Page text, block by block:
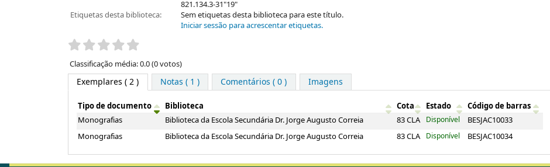
821.134.3-31"19"
Etiquetas desta biblioteca:
Sem etiquetas desta biblioteca para este título.
Iniciar sessão para acrescentar etiquetas.
Pontuação
Classificação média: 0.0 (0 votos)
Exemplares ( 2 ) Notas ( 1 ) Comentários ( 0 ) Imagens
Exemplares
Tipo de documento Biblioteca Cota Estado
Código de barras
Monografias
Biblioteca da Escola Secundária Dr. Jorge Augusto Correia 83 CLA Disponível
BESJAC10033
Monografias
Biblioteca da Escola Secundária Dr. Jorge Augusto Correia 83 CLA Disponível BESJAC10034